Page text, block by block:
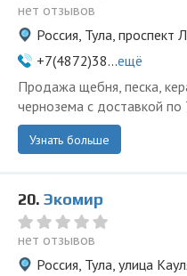
нет отзывов
Россия, Тула, проспект
+7(4872)38...ещё
Продажа щебня, песка,
чернозема с доставкой по
Узнать больше
20. Экомир
нет отзывов
Россия, Тула, улица